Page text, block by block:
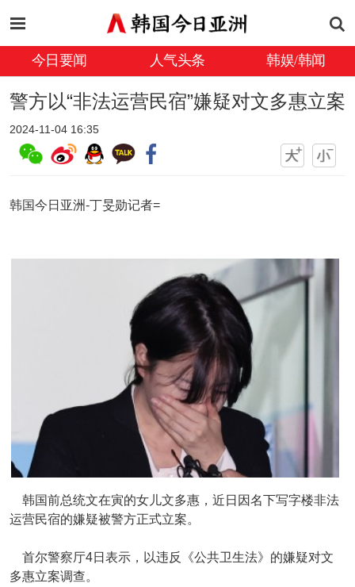
今日要闻 人气头条 韩娱/韩闻
警方以“非法运营民宿”嫌疑对文多惠立案
2024-11-04 16:35
韩国今日亚洲-丁旻勋记者=
韩国前总统文在寅的女儿文多惠，近日因名下写字楼非法
运营民宿的嫌疑被警方正式立案。
首尔警察厅4日表示，以违反《公共卫生法》的嫌疑对文
多惠立案调查。